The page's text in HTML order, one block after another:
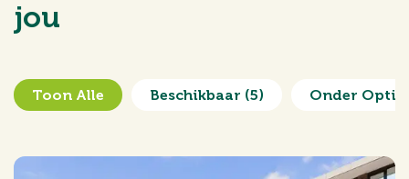
Tuin
jou
Toon Alle Beschikbaar (5) Onder Optie